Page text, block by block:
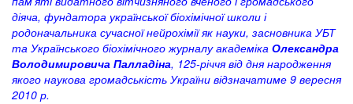
діяча, фундатора української біохімічної школи і
родоначальника сучасної нейрохімії як науки, засновника УБТ
та Українського біохімічного журналу академіка Олександра
Володимировича Палладіна, 125-річчя від дня народження
якого наукова громадськість України відзначатиме 9 вересня
2010 р.